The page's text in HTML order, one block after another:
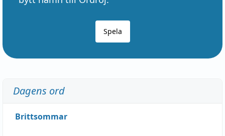
Spela
Dagens ord
Brittsommar